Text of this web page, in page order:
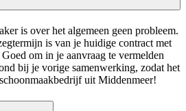
is over het algemeen geen probleem.
is van je huidige contract met
om in je aanvraag te vermelden
bij je vorige samenwerking, zodat het
uit Middenmeer!